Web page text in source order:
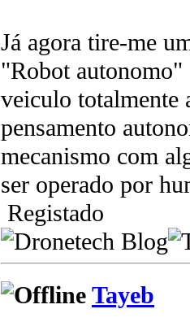
Já agora tire-me
"Robot autonomo"
veiculo totalmente
pensamento
mecanismo com
ser operado por
Registado
Tayeb